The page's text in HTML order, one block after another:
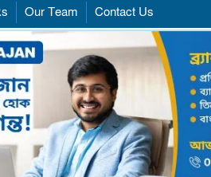
Our Team Contact Us